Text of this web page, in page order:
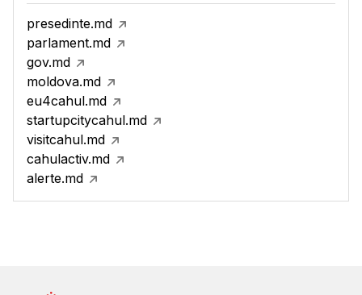
presedinte.md
parlament.md
gov.md
moldova.md
eu4cahul.md
startupcitycahul.md
visitcahul.md
cahulactiv.md
alerte.md